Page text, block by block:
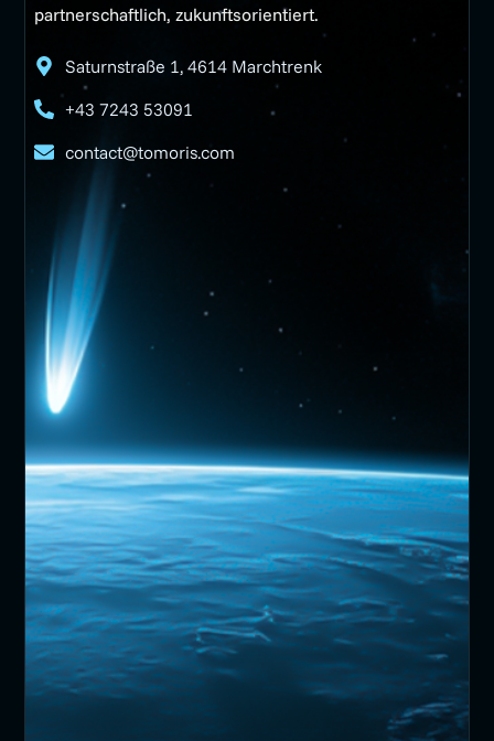
partnerschaftlich, zukunftsorientiert.
Saturnstraße 1, 4614 Marchtrenk
+43 7243 53091
contact@tomoris.com